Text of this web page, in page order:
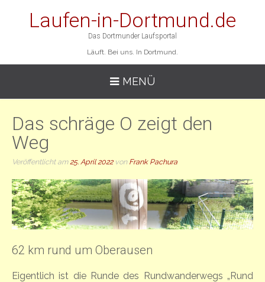
Laufen-in-Dortmund.de
Das Dortmunder Laufsportal
Läuft. Bei uns. In Dortmund.
MENÜ
Das schräge O zeigt den
Weg
Veröffentlicht am25. April 2022von Frank Pachura
62 km rund um Oberausen
Eigentlich ist die Runde des Rundwanderwegs „Rund